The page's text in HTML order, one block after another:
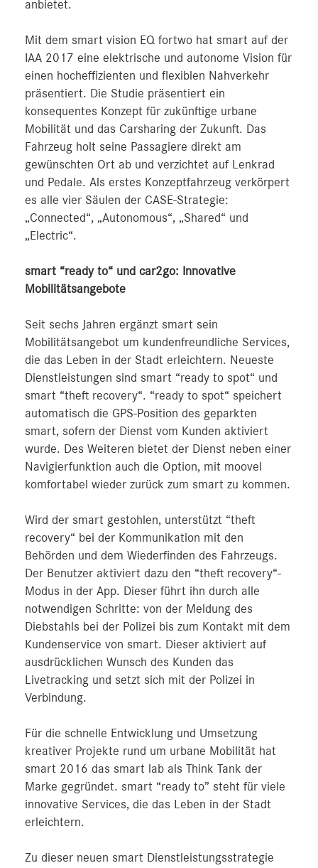
anbietet.
Mit dem smart vision EQ fortwo hat smart auf der
IAA 2017 eine elektrische und autonome Vision für
einen hocheffizienten und flexiblen Nahverkehr
präsentiert. Die Studie präsentiert ein
konsequentes Konzept für zukünftige urbane
Mobilität und das Carsharing der Zukunft. Das
Fahrzeug holt seine Passagiere direkt am
gewünschten Ort ab und verzichtet auf Lenkrad
und Pedale. Als erstes Konzeptfahrzeug verkörpert
es alle vier Säulen der CASE-Strategie:
„Connected“, „Autonomous“, „Shared“ und
„Electric“.
smart “ready to“ und car2go: Innovative
Mobilitätsangebote
Seit sechs Jahren ergänzt smart sein
Mobilitätsangebot um kundenfreundliche Services,
die das Leben in der Stadt erleichtern. Neueste
Dienstleistungen sind smart “ready to spot“ und
smart “theft recovery“. “ready to spot“ speichert
automatisch die GPS-Position des geparkten
smart, sofern der Dienst vom Kunden aktiviert
wurde. Des Weiteren bietet der Dienst neben einer
Navigierfunktion auch die Option, mit moovel
komfortabel wieder zurück zum smart zu kommen.
Wird der smart gestohlen, unterstützt “theft
recovery“ bei der Kommunikation mit den
Behörden und dem Wiederfinden des Fahrzeugs.
Der Benutzer aktiviert dazu den “theft recovery“-
Modus in der App. Dieser führt ihn durch alle
notwendigen Schritte: von der Meldung des
Diebstahls bei der Polizei bis zum Kontakt mit dem
Kundenservice von smart. Dieser aktiviert auf
ausdrücklichen Wunsch des Kunden das
Livetracking und setzt sich mit der Polizei in
Verbindung.
Für die schnelle Entwicklung und Umsetzung
kreativer Projekte rund um urbane Mobilität hat
smart 2016 das smart lab als Think Tank der
Marke gegründet. smart “ready to” steht für viele
innovative Services, die das Leben in der Stadt
erleichtern.
Zu dieser neuen smart Dienstleistungsstrategie